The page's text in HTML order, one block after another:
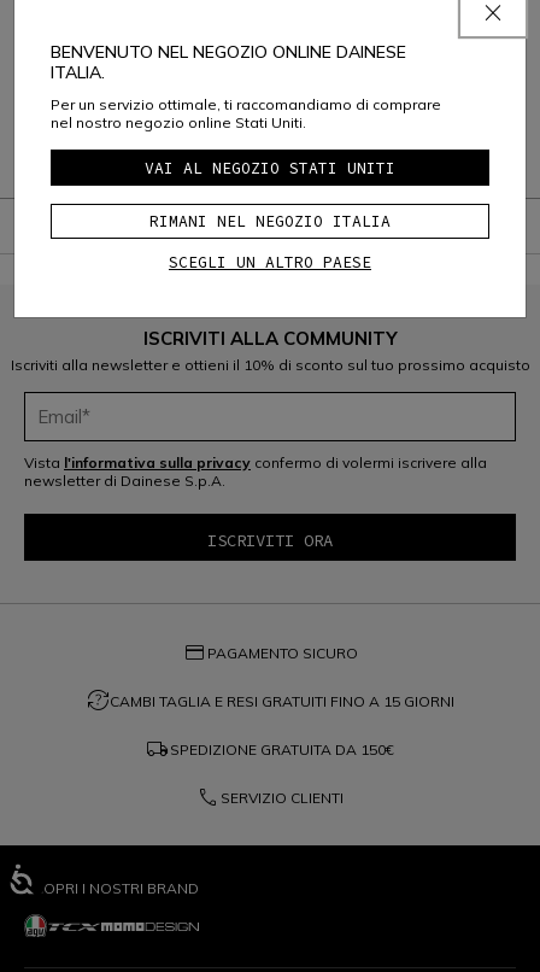
Spedizione e Resi
Assistenza Clienti
ISCRIVITI ALLA COMMUNITY
Iscriviti alla newsletter e ottieni il 10% di sconto sul tuo prossimo acquisto
Vista l'informativa sulla privacy confermo di volermi iscrivere alla
newsletter di Dainese S.p.A.
credit_card PAGAMENTO SICURO
question_exchangeCAMBI TAGLIA E RESI GRATUITI FINO A 15 GIORNI
local_shipping SPEDIZIONE GRATUITA DA 150€
phone SERVIZIO CLIENTI
SCOPRI I NOSTRI BRAND
BENVENUTO NEL NEGOZIO ONLINE DAINESE
ITALIA.
Per un servizio ottimale, ti raccomandiamo di comprare
nel nostro negozio online Stati Uniti.
VAI AL NEGOZIO STATI UNITI
RIMANI NEL NEGOZIO ITALIA
SCEGLI UN ALTRO PAESE